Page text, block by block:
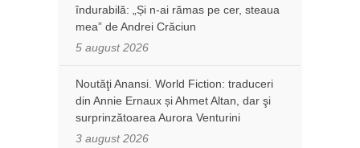
îndurabilă: „Și n-ai rămas pe cer, steaua
mea” de Andrei Crăciun
5 august 2026
Noutăţi Anansi. World Fiction: traduceri
din Annie Ernaux și Ahmet Altan, dar şi
surprinzătoarea Aurora Venturini
3 august 2026